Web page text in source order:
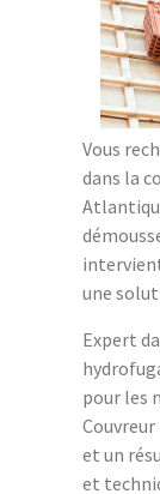
Vous
dans la
une
Expert
pour les
et un
et